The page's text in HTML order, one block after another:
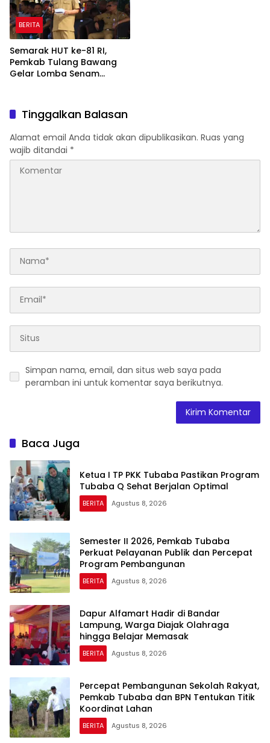
BERITA
Semarak HUT ke-81 RI,
Pemkab Tulang Bawang
Gelar Lomba Senam
Tinggalkan Balasan
Alamat email Anda tidak akan dipublikasikan. Ruas yang
wajib ditandai *
Simpan nama, email, dan situs web saya pada
peramban ini untuk komentar saya berikutnya.
Baca Juga
Ketua I TP PKK Tubaba Pastikan Program
Tubaba Q Sehat Berjalan Optimal
BERITA Agustus 8, 2026
Semester II 2026, Pemkab Tubaba
Perkuat Pelayanan Publik dan Percepat
Program Pembangunan
BERITA Agustus 8, 2026
Dapur Alfamart Hadir di Bandar
Lampung, Warga Diajak Olahraga
hingga Belajar Memasak
BERITA Agustus 8, 2026
Percepat Pembangunan Sekolah Rakyat,
Pemkab Tubaba dan BPN Tentukan Titik
Koordinat Lahan
BERITA Agustus 8, 2026